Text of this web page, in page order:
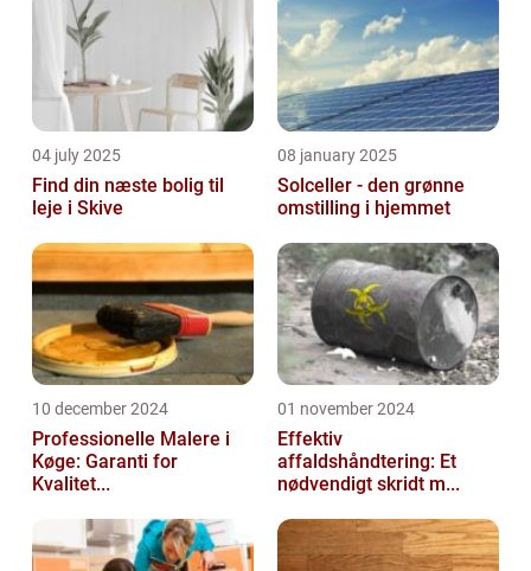
04 july 2025
Find din næste bolig til
leje i Skive
08 january 2025
Solceller - den grønne
omstilling i hjemmet
10 december 2024
Professionelle Malere i
Køge: Garanti for
Kvalitet...
01 november 2024
Effektiv
affaldshåndtering: Et
nødvendigt skridt m...